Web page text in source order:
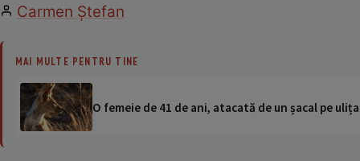
Carmen Ştefan
MAI MULTE PENTRU TINE
O femeie de 41 de ani, atacată de un șacal pe